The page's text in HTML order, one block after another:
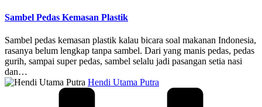
Sambel Pedas Kemasan Plastik
Sambel pedas kemasan plastik kalau bicara soal makanan Indonesia,
rasanya belum lengkap tanpa sambel. Dari yang manis pedas, pedas
gurih, sampai super pedas, sambel selalu jadi pasangan setia nasi
dan…
Posted
Hendi Utama Putra